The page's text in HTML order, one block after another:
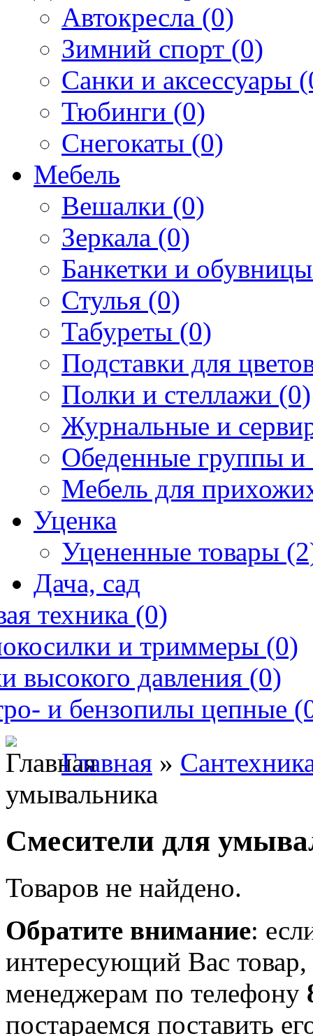
Автокресла (0)
Зимний спорт (0)
Санки и аксессуары
Тюбинги (0)
Снегокаты (0)
Мебель
Вешалки (0)
Зеркала (0)
Банкетки и
Стулья (0)
Табуреты (0)
Подставки для
Полки и стеллажи (0)
Журнальные и
Обеденные группы и
Мебель для
Уценка
Уцененные товары
Дача, сад
техника (0)
и триммеры (0)
высокого давления (0)
и бензопилы цепные
Главная »
умывальника
Смесители для
Товаров не найдено.
Обратите внимание:
интересующий Вас
менеджерам по телефону
постараемся поставить